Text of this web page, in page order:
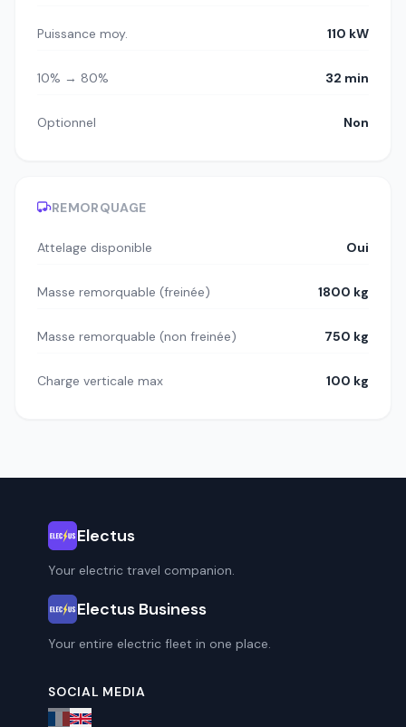
Puissance moy. 110 kW
10% → 80% 32 min
Optionnel Non
REMORQUAGE
Attelage disponible Oui
Masse remorquable (freinée) 1800 kg
Masse remorquable (non freinée) 750 kg
Charge verticale max 100 kg
Electus
Your electric travel companion.
Electus Business
Your entire electric fleet in one place.
SOCIAL MEDIA